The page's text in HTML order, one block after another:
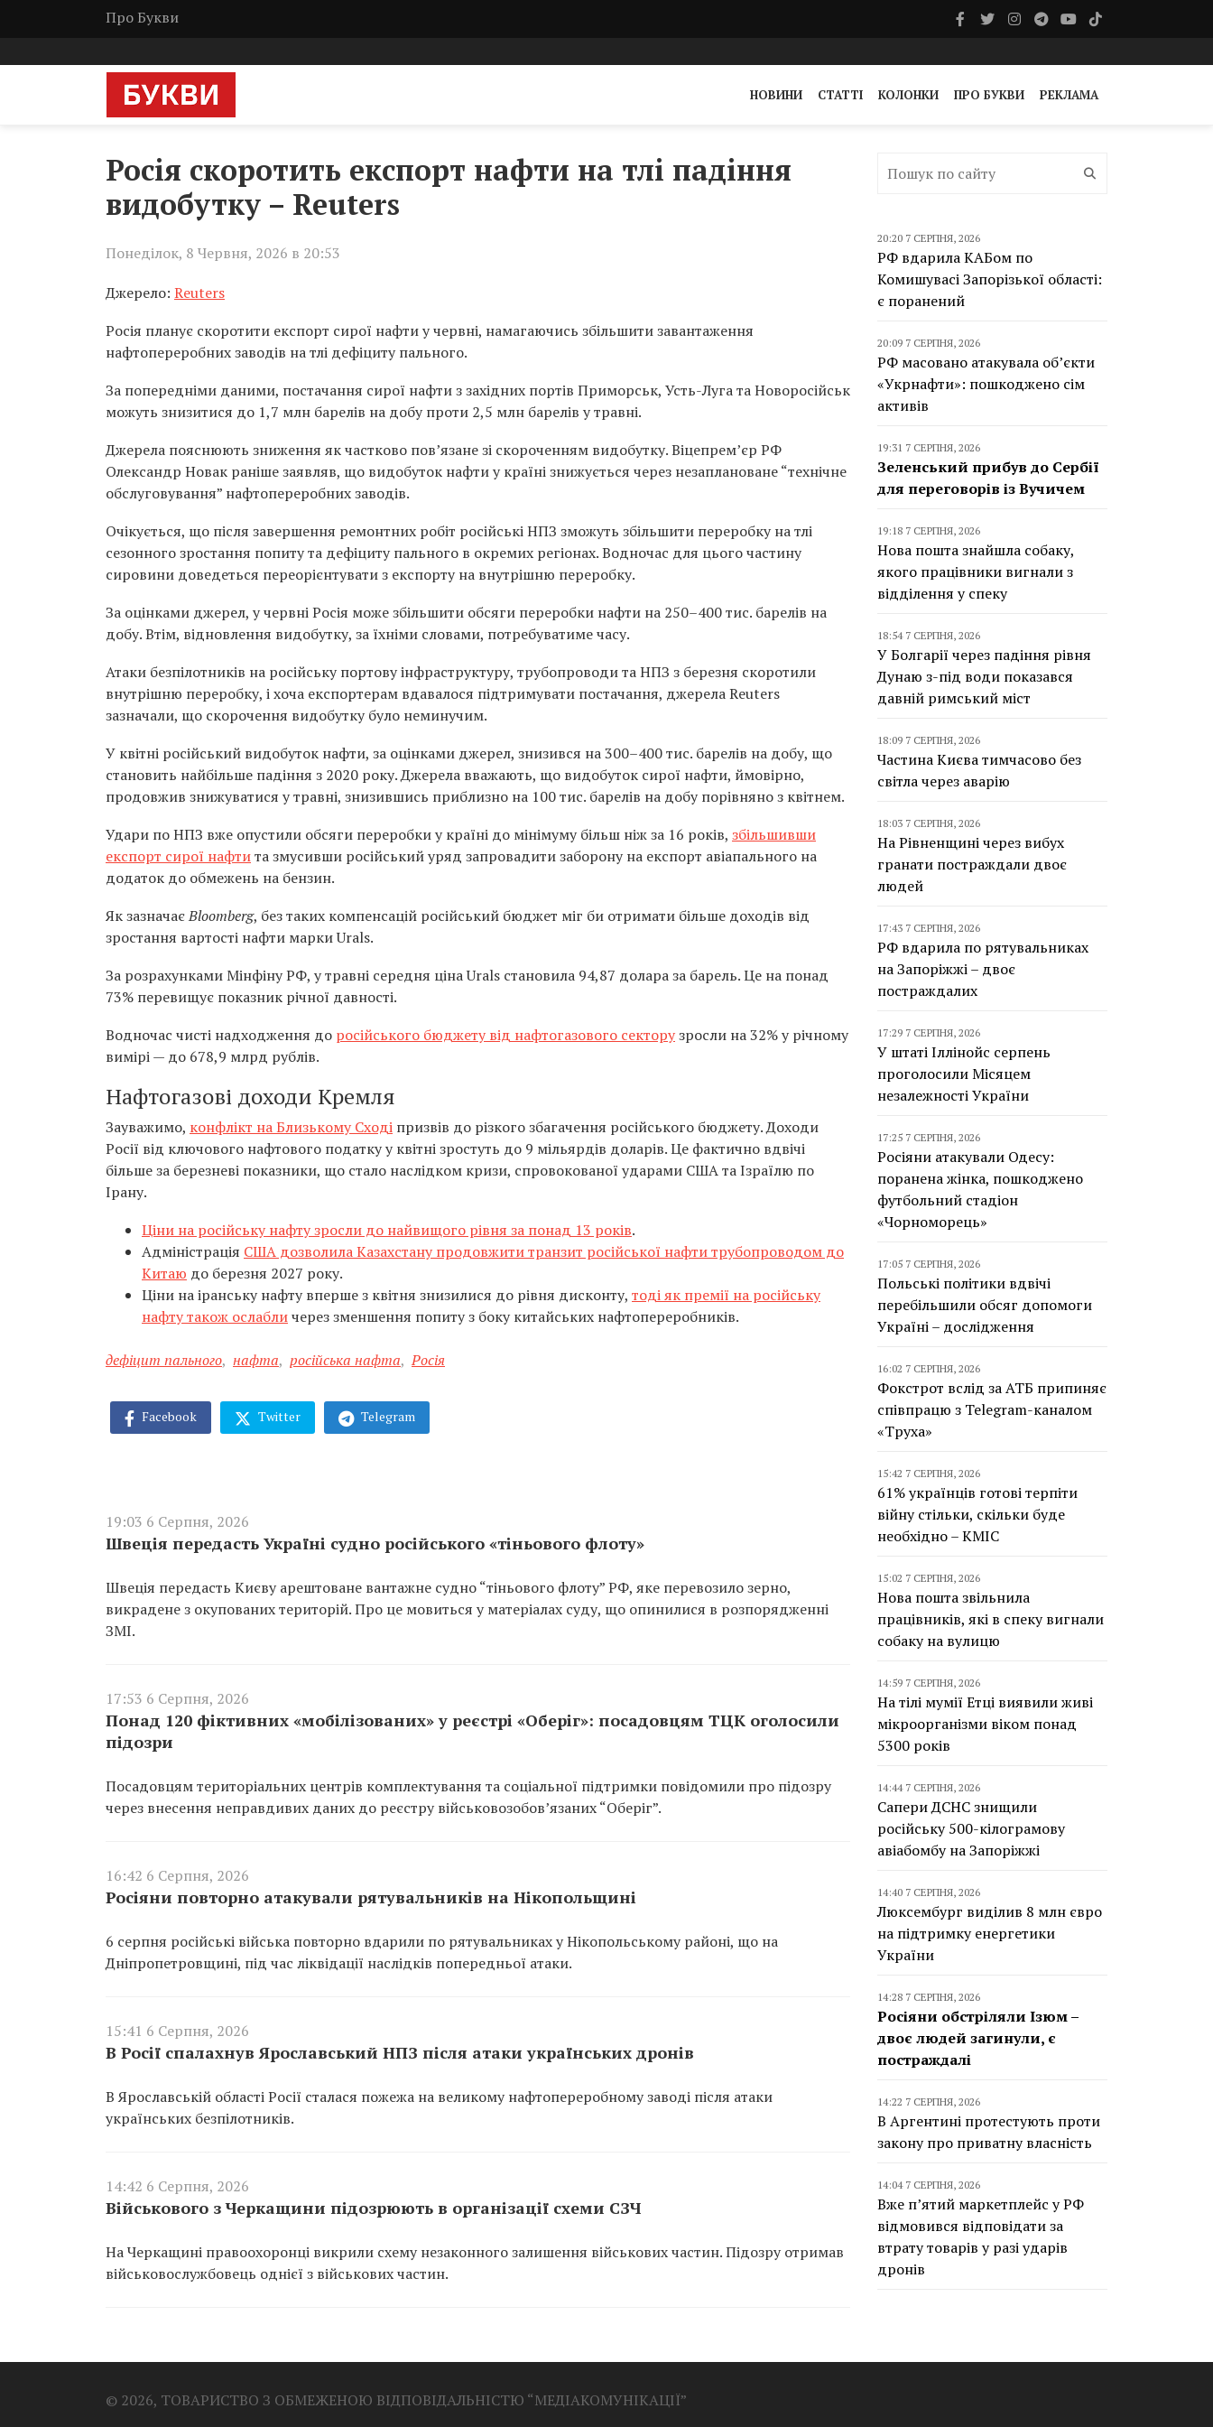
Про Букви
НОВИНИ СТАТТІ КОЛОНКИ ПРО БУКВИ РЕКЛАМА
Росія скоротить експорт нафти на тлі падіння
видобутку – Reuters
Понеділок, 8 Червня, 2026 в 20:53
Джерело: Reuters
Росія планує скоротити експорт сирої нафти у червні, намагаючись збільшити завантаження
нафтопереробних заводів на тлі дефіциту пального.
За попередніми даними, постачання сирої нафти з західних портів Приморськ, Усть-Луга та Новоросійськ
можуть знизитися до 1,7 млн барелів на добу проти 2,5 млн барелів у травні.
Джерела пояснюють зниження як частково пов’язане зі скороченням видобутку. Віцепрем’єр РФ
Олександр Новак раніше заявляв, що видобуток нафти у країні знижується через незаплановане “технічне
обслуговування” нафтопереробних заводів.
Очікується, що після завершення ремонтних робіт російські НПЗ зможуть збільшити переробку на тлі
сезонного зростання попиту та дефіциту пального в окремих регіонах. Водночас для цього частину
сировини доведеться переорієнтувати з експорту на внутрішню переробку.
За оцінками джерел, у червні Росія може збільшити обсяги переробки нафти на 250–400 тис. барелів на
добу. Втім, відновлення видобутку, за їхніми словами, потребуватиме часу.
Атаки безпілотників на російську портову інфраструктуру, трубопроводи та НПЗ з березня скоротили
внутрішню переробку, і хоча експортерам вдавалося підтримувати постачання, джерела Reuters
зазначали, що скорочення видобутку було неминучим.
У квітні російський видобуток нафти, за оцінками джерел, знизився на 300–400 тис. барелів на добу, що
становить найбільше падіння з 2020 року.Джерела вважають, що видобуток сирої нафти, ймовірно,
продовжив знижуватися у травні, знизившись приблизно на 100 тис. барелів на добу порівняно з квітнем.
Удари по НПЗ вже опустили обсяги переробки у країні до мінімуму більш ніж за 16 років, збільшивши
експорт сирої нафтита змусивши російський уряд запровадити заборону на експорт авіапального на
додаток до обмежень на бензин.
Як зазначаєBloomberg, без таких компенсацій російський бюджет міг би отримати більше доходів від
зростання вартості нафти марки Urals.
За розрахунками Мінфіну РФ, у травні середня ціна Urals становила 94,87 долара за барель. Це на понад
73% перевищує показник річної давності.
Водночас чисті надходження до російського бюджету від нафтогазового секторузросли на 32% у річному
вимірі — до 678,9 млрд рублів.
Нафтогазові доходи Кремля
Зауважимо, конфлікт на Близькому Сході призвів до різкого збагачення російського бюджету. Доходи
Росії від ключового нафтового податку у квітні зростуть до 9 мільярдів доларів. Це фактично вдвічі
більше за березневі показники, що стало наслідком кризи, спровокованої ударами США та Ізраїлю по
Ірану.
Ціни на російську нафту зросли до найвищого рівня за понад 13 років.
Адміністрація США дозволила Казахстану продовжити транзит російської нафти трубопроводом до
Китаю до березня 2027 року.
Ціни на іранську нафту вперше з квітня знизилися до рівня дисконту, тоді як премії на російську
нафту також ослабличерез зменшення попиту з боку китайських нафтопереробників.
дефіцит пального, нафта, російська нафта, Росія
Facebook Twitter Telegram
19:03 6 Серпня, 2026
Швеція передасть Україні судно російського «тіньового флоту»
Швеція передасть Києву арештоване вантажне судно “тіньового флоту” РФ, яке перевозило зерно,
викрадене з окупованих територій. Про це мовиться у матеріалах суду, що опинилися в розпорядженні
ЗМІ.
17:53 6 Серпня, 2026
Понад 120 фіктивних «мобілізованих» у реєстрі «Оберіг»: посадовцям ТЦК оголосили
підозри
Посадовцям територіальних центрів комплектування та соціальної підтримки повідомили про підозру
через внесення неправдивих даних до реєстру військовозобов’язаних “Оберіг”.
16:42 6 Серпня, 2026
Росіяни повторно атакували рятувальників на Нікопольщині
6 серпня російські війська повторно вдарили по рятувальниках у Нікопольському районі, що на
Дніпропетровщині, під час ліквідації наслідків попередньої атаки.
15:41 6 Серпня, 2026
В Росії спалахнув Ярославський НПЗ після атаки українських дронів
В Ярославській області Росії сталася пожежа на великому нафтопереробному заводі після атаки
українських безпілотників.
14:42 6 Серпня, 2026
Військового з Черкащини підозрюють в організації схеми СЗЧ
На Черкащині правоохоронці викрили схему незаконного залишення військових частин. Підозру отримав
військовослужбовець однієї з військових частин.
20:20 7 СЕРПНЯ, 2026
РФ вдарила КАБом по
Комишувасі Запорізької області:
є поранений
20:09 7 СЕРПНЯ, 2026
РФ масовано атакувала об’єкти
«Укрнафти»: пошкоджено сім
активів
19:31 7 СЕРПНЯ, 2026
Зеленський прибув до Сербії
для переговорів із Вучичем
19:18 7 СЕРПНЯ, 2026
Нова пошта знайшла собаку,
якого працівники вигнали з
відділення у спеку
18:54 7 СЕРПНЯ, 2026
У Болгарії через падіння рівня
Дунаю з-під води показався
давній римський міст
18:09 7 СЕРПНЯ, 2026
Частина Києва тимчасово без
світла через аварію
18:03 7 СЕРПНЯ, 2026
На Рівненщині через вибух
гранати постраждали двоє
людей
17:43 7 СЕРПНЯ, 2026
РФ вдарила по рятувальниках
на Запоріжжі – двоє
постраждалих
17:29 7 СЕРПНЯ, 2026
У штаті Іллінойс серпень
проголосили Місяцем
незалежності України
17:25 7 СЕРПНЯ, 2026
Росіяни атакували Одесу:
поранена жінка, пошкоджено
футбольний стадіон
«Чорноморець»
17:05 7 СЕРПНЯ, 2026
Польські політики вдвічі
перебільшили обсяг допомоги
Україні – дослідження
16:02 7 СЕРПНЯ, 2026
Фокстрот вслід за АТБ припиняє
співпрацю з Telegram-каналом
«Труха»
15:42 7 СЕРПНЯ, 2026
61% українців готові терпіти
війну стільки, скільки буде
необхідно – КМІС
15:02 7 СЕРПНЯ, 2026
Нова пошта звільнила
працівників, які в спеку вигнали
собаку на вулицю
14:59 7 СЕРПНЯ, 2026
На тілі мумії Етці виявили живі
мікроорганізми віком понад
5300 років
14:44 7 СЕРПНЯ, 2026
Сапери ДСНС знищили
російську 500-кілограмову
авіабомбу на Запоріжжі
14:40 7 СЕРПНЯ, 2026
Люксембург виділив 8 млн євро
на підтримку енергетики
України
14:28 7 СЕРПНЯ, 2026
Росіяни обстріляли Ізюм –
двоє людей загинули, є
постраждалі
14:22 7 СЕРПНЯ, 2026
В Аргентині протестують проти
закону про приватну власність
14:04 7 СЕРПНЯ, 2026
Вже п’ятий маркетплейс у РФ
відмовився відповідати за
втрату товарів у разі ударів
дронів
© 2026, ТОВАРИСТВО З ОБМЕЖЕНОЮ ВІДПОВІДАЛЬНІСТЮ “МЕДІАКОМУНІКАЦІЇ”